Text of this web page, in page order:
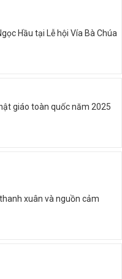
Hầu tại Lễ hội Vía Bà Chúa
giáo toàn quốc năm 2025
xuân và nguồn cảm